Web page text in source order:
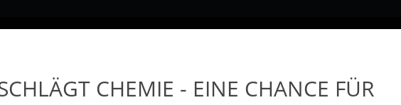
CHEMIE - EINE CHANCE FÜR